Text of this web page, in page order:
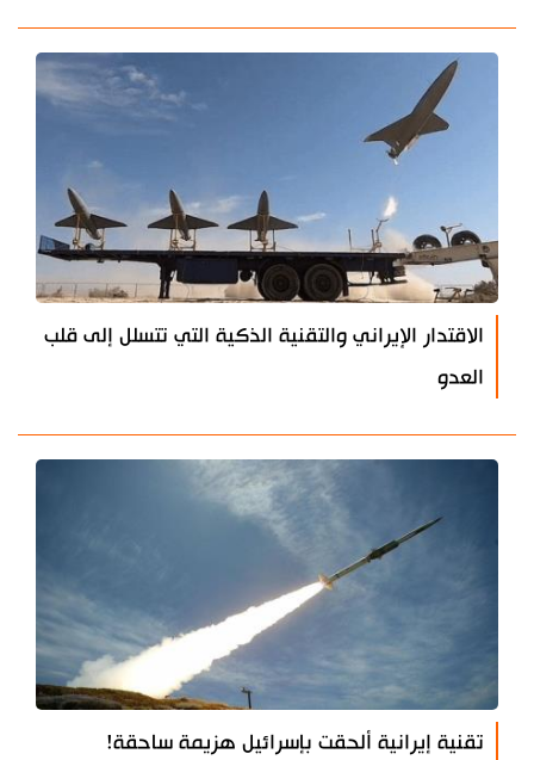
الاقتدار الإيراني والتقنية الذكية التي تتسلل إلى قلب
العدو
تقنية إيرانية ألحقت بإسرائيل هزيمة ساحقة!